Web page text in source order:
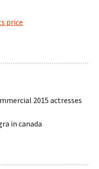
price
2015 actresses
in canada